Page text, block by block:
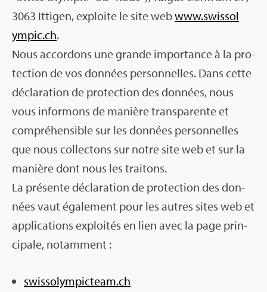
3063 Itti­gen, exploite le site webwww.​swi​ssol​
ympi​c.​ch.
Nous accor­dons une grande impor­tance à la pro­
tec­tion de vos don­nées per­son­nelles. Dans cette
décla­ra­tion de pro­tec­tion des don­nées, nous
vous infor­mons de manière trans­pa­rente et
com­pré­hen­sible sur les don­nées per­son­nelles
que nous col­lec­tons sur notre site web et sur la
manière dont nous les trai­tons.
La pré­sente décla­ra­tion de pro­tec­tion des don­
nées vaut éga­le­ment pour les autres sites web et
appli­ca­tions exploi­tés en lien avec la page prin­
ci­pale, notam­ment :
swis­so­lym­pic­team.ch